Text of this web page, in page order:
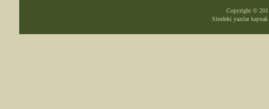
Copyright ©
Sitedeki yazılar